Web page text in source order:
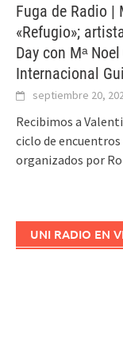
Fuga de Radio |
«Refugio»;
Day con Mᵃ
Internacional
septiembre 20,
Recibimos a
ciclo de
organizados por
UNI RADIO EN